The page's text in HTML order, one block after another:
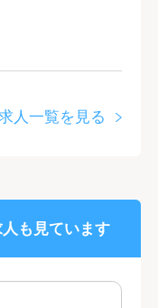
人一覧を見る
も見ています